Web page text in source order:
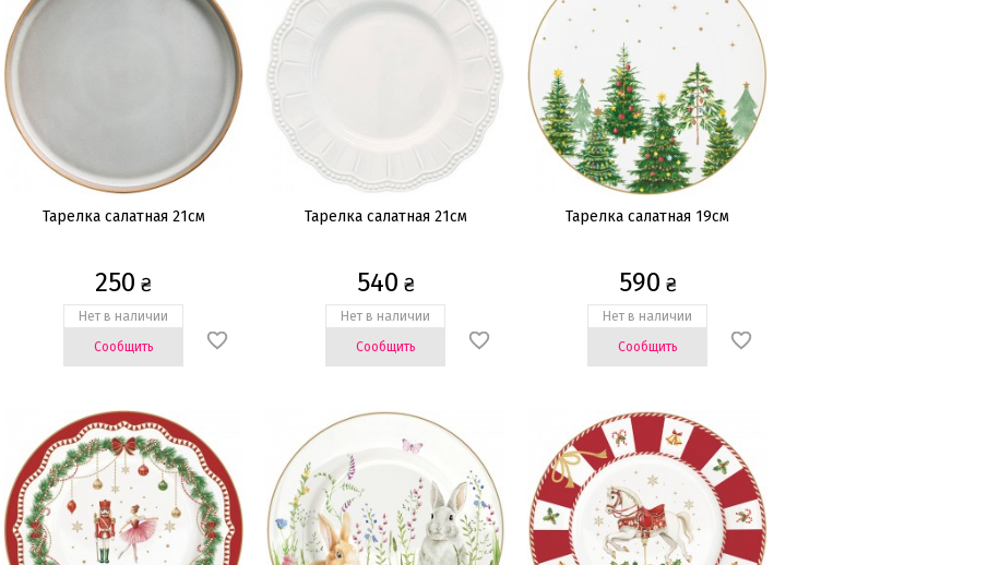
Тарелка салатная 21см
250 ₴
Нет в наличии
Сообщить
Тарелка салатная 21см
540 ₴
Нет в наличии
Сообщить
Тарелка салатная 19см
590 ₴
Нет в наличии
Сообщить